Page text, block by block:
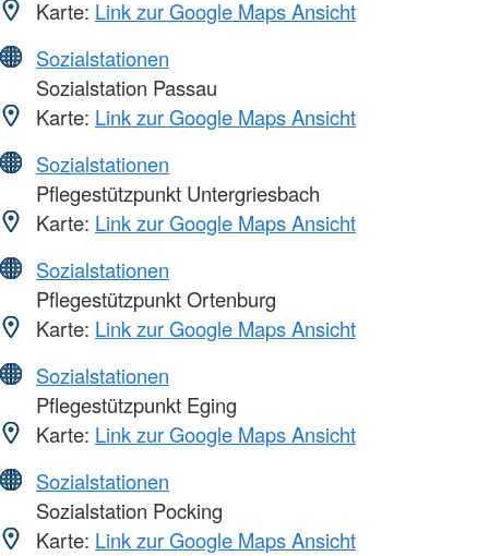
Karte: Link zur Google Maps Ansicht
Sozialstationen
Sozialstation Passau
Karte: Link zur Google Maps Ansicht
Sozialstationen
Pflegestützpunkt Untergriesbach
Karte: Link zur Google Maps Ansicht
Sozialstationen
Pflegestützpunkt Ortenburg
Karte: Link zur Google Maps Ansicht
Sozialstationen
Pflegestützpunkt Eging
Karte: Link zur Google Maps Ansicht
Sozialstationen
Sozialstation Pocking
Karte: Link zur Google Maps Ansicht